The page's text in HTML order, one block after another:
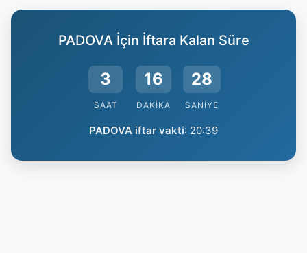
PADOVA İçin İftara Kalan Süre
3
SAAT
16
DAKIKA
28
SANIYE
PADOVA iftar vakti: 20:39